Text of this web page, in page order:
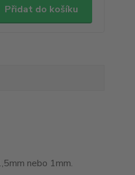
Přidat do košíku
nebo 1mm.